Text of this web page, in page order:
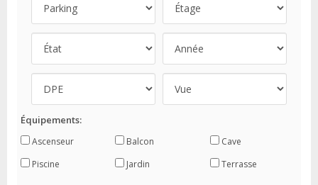
Équipements:
Ascenseur Balcon
Cave
Piscine
Jardin Terrasse